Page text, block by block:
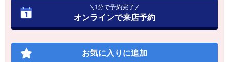
1分で予約完了
オンラインで来店予約
お気に入りに追加